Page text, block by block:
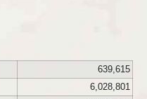
639,615
6,028,801